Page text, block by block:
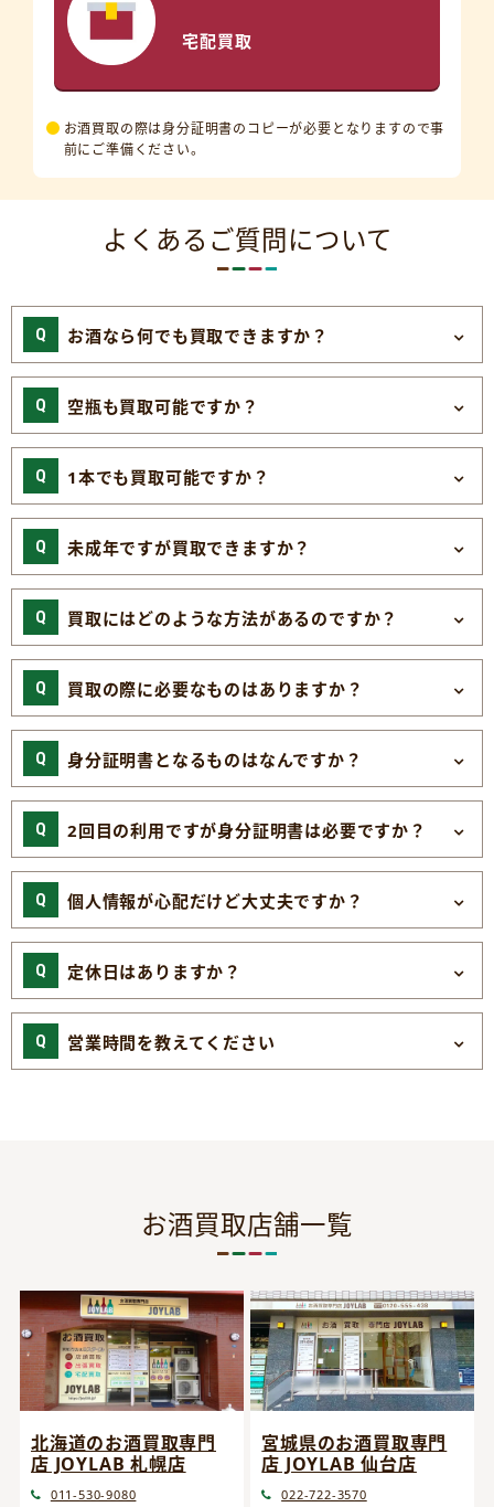
宅配買取
お酒買取の際は身分証明書のコピーが必要となりますので事
前にご準備ください。
よくあるご質問について
お酒なら何でも買取できますか？
空瓶も買取可能ですか？
1本でも買取可能ですか？
未成年ですが買取できますか？
買取にはどのような方法があるのですか？
買取の際に必要なものはありますか？
身分証明書となるものはなんですか？
2回目の利用ですが身分証明書は必要ですか？
個人情報が心配だけど大丈夫ですか？
定休日はありますか？
営業時間を教えてください
お酒買取店舗一覧
北海道のお酒買取専門
店 JOYLAB 札幌店
011-530-9080
宮城県のお酒買取専門
店 JOYLAB 仙台店
022-722-3570